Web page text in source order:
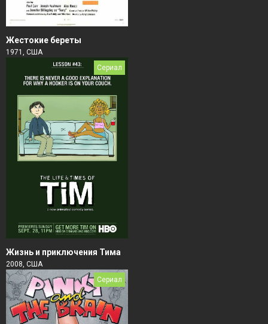
Жестокие береты
1971, США
Сериал
Жизнь и приключения Тима
2008, США
Сериал